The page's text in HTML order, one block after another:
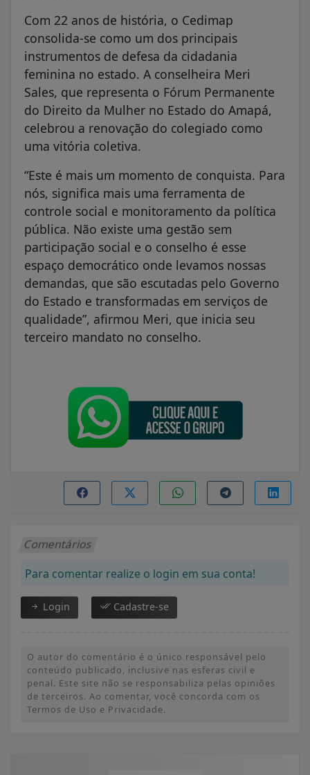
Com 22 anos de história, o Cedimap
consolida-se como um dos principais
instrumentos de defesa da cidadania
feminina no estado. A conselheira Meri
Sales, que representa o Fórum Permanente
do Direito da Mulher no Estado do Amapá,
celebrou a renovação do colegiado como
uma vitória coletiva.
“Este é mais um momento de conquista. Para
nós, significa mais uma ferramenta de
controle social e monitoramento da política
pública. Não existe uma gestão sem
participação social e o conselho é esse
espaço democrático onde levamos nossas
demandas, que são escutadas pelo Governo
do Estado e transformadas em serviços de
qualidade”, afirmou Meri, que inicia seu
terceiro mandato no conselho.
Comentários
Para comentar realize o login em sua conta!
Login Cadastre-se
O autor do comentário é o único responsável pelo
conteúdo publicado, inclusive nas esferas civil e
penal. Este site não se responsabiliza pelas opiniões
de terceiros. Ao comentar, você concorda com os
Termos de Uso e Privacidade.